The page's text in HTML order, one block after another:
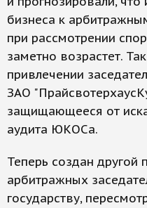
бизнеса к
при рассмотрении
заметно возрастет.
привлечении
ЗАО
защищающееся от
аудита ЮКОСа.
Теперь создан другой
арбитражных
государству,